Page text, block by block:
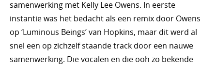
samenwerking met Kelly Lee Owens. In eerste
instantie was het bedacht als een remix door Owens
op ‘Luminous Beings’ van Hopkins, maar dit werd al
snel een op zichzelf staande track door een nauwe
samenwerking. Die vocalen en die ooh zo bekende